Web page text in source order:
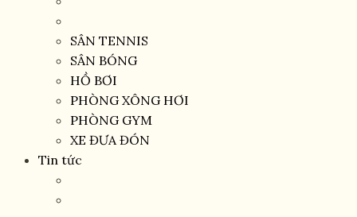
SÂN TENNIS
SÂN BÓNG
HỒ BƠI
PHÒNG XÔNG HƠI
PHÒNG GYM
XE ĐƯA ĐÓN
Tin tức